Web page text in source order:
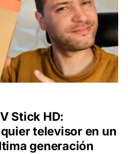
Stick HD:
televisor en un
generación